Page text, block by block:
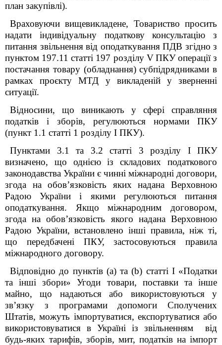
план закупівлі).
Враховуючи вищевикладене, Товариство просить
надати індивідуальну податкову консультацію з
питання звільнення від оподаткування ПДВ згідно з
пунктом 197.11 статті 197 розділу V ПКУ операції з
постачання товару (обладнання) субпідрядниками в
рамках проєкту МТД у викладеній у зверненні
ситуації.
Відносини, що виникають у сфері справляння
податків і зборів, регулюються нормами ПКУ
(пункт 1.1 статті 1 розділу I ПКУ).
Пунктами 3.1 та 3.2 статті 3 розділу І ПКУ
визначено, що однією із складових податкового
законодавства України є чинні міжнародні договори,
згода на обов’язковість яких надана Верховною
Радою України і якими регулюються питання
оподаткування. Якщо міжнародним договором,
згода на обов’язковість якого надана Верховною
Радою України, встановлено інші правила, ніж ті,
що передбачені ПКУ, застосовуються правила
міжнародного договору.
Відповідно до пунктів (а) та (b) статті І «Податки
та інші збори» Угоди товари, поставки та інше
майно, що надаються або використовуються у
зв’язку з програмами допомоги Сполучених
Штатів, можуть імпортуватися, експортуватися або
використовуватися в Україні із звільненням від
будь-яких тарифів, зборів, мит, податків на імпорт